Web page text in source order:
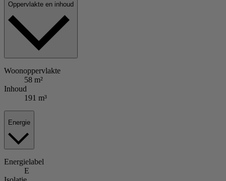
Oppervlakte en inhoud
Woonoppervlakte
58 m²
Inhoud
191 m³
Energie
Energielabel
E